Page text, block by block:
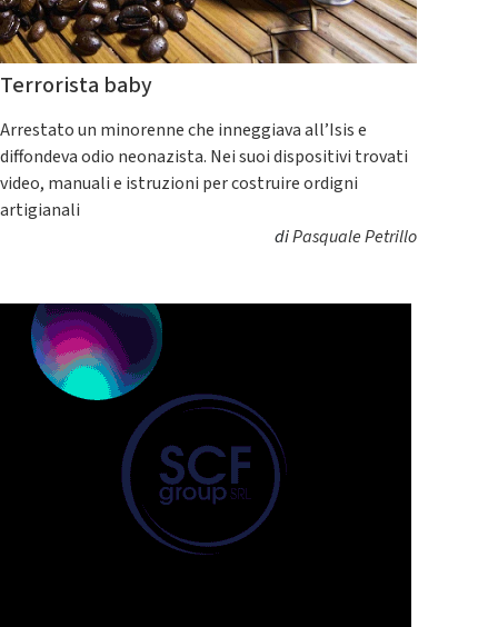
Terrorista baby
Arrestato un minorenne che inneggiava all’Isis e
diffondeva odio neonazista. Nei suoi dispositivi trovati
video, manuali e istruzioni per costruire ordigni
artigianali
diPasquale Petrillo